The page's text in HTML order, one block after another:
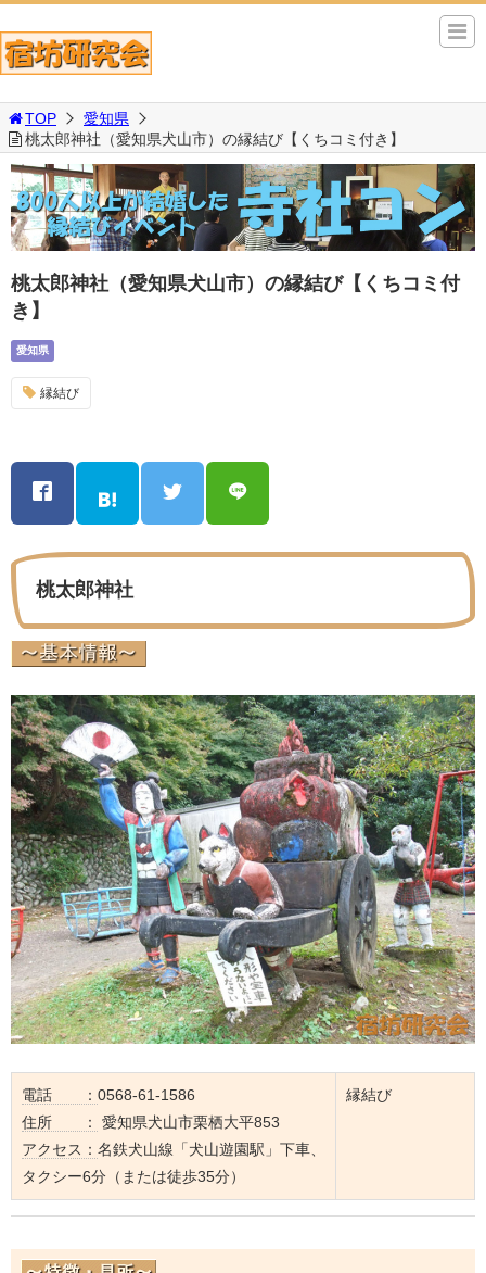
TOP
愛知県
桃太郎神社（愛知県犬山市）の縁結び【くちコミ付き】
桃太郎神社（愛知県犬山市）の縁結び【くちコミ付
き】
愛知県
縁結び
桃太郎神社
電話 ： 0568-61-1586
住所 ：
愛知県犬山市栗栖大平853
アクセス： 名鉄犬山線「犬山遊園駅」下車、
タクシー6分（または徒歩35分）
縁結び